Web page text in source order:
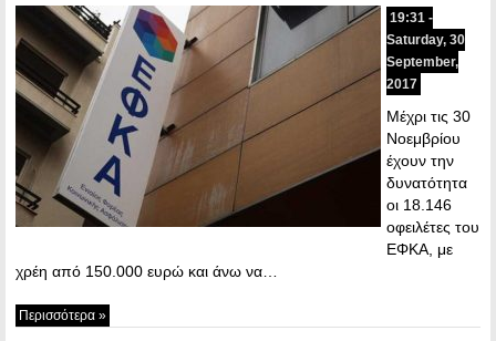
19:31 -
Saturday, 30
September,
2017
Μέχρι τις 30
Νοεμβρίου
έχουν την
δυνατότητα
οι 18.146
οφειλέτες του
ΕΦΚΑ, με
χρέη από 150.000 ευρώ και άνω να…
Περισσότερα »